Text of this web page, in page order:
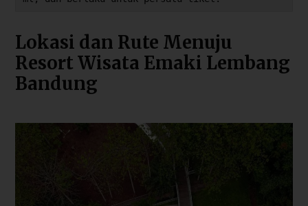
Lokasi dan Rute Menuju
Resort Wisata Emaki Lembang
Bandung